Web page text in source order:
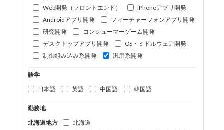
Web開発（フロントエンド）
iPhoneアプリ開発
Androidアプリ開発
フィーチャーフォンアプリ開発
研究開発
コンシューマーゲーム開発
デスクトップアプリ開発
OS・ミドルウェア開発
制御組み込み系開発
汎用系開発
語学
日本語
英語 中国語 韓国語
勤務地
北海道地方
北海道